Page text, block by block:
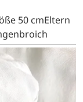
50 cmEltern